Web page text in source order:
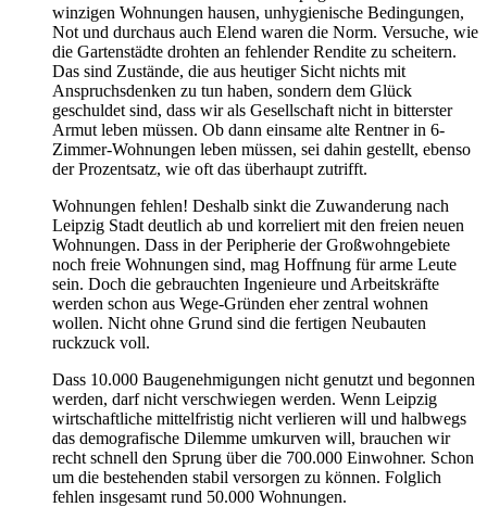
winzigen Wohnungen hausen, unhygienische Bedingungen,
Not und durchaus auch Elend waren die Norm. Versuche, wie
die Gartenstädte drohten an fehlender Rendite zu scheitern.
Das sind Zustände, die aus heutiger Sicht nichts mit
Anspruchsdenken zu tun haben, sondern dem Glück
geschuldet sind, dass wir als Gesellschaft nicht in bitterster
Armut leben müssen. Ob dann einsame alte Rentner in 6-
Zimmer-Wohnungen leben müssen, sei dahin gestellt, ebenso
der Prozentsatz, wie oft das überhaupt zutrifft.
Wohnungen fehlen! Deshalb sinkt die Zuwanderung nach
Leipzig Stadt deutlich ab und korreliert mit den freien neuen
Wohnungen. Dass in der Peripherie der Großwohngebiete
noch freie Wohnungen sind, mag Hoffnung für arme Leute
sein. Doch die gebrauchten Ingenieure und Arbeitskräfte
werden schon aus Wege-Gründen eher zentral wohnen
wollen. Nicht ohne Grund sind die fertigen Neubauten
ruckzuck voll.
Dass 10.000 Baugenehmigungen nicht genutzt und begonnen
werden, darf nicht verschwiegen werden. Wenn Leipzig
wirtschaftliche mittelfristig nicht verlieren will und halbwegs
das demografische Dilemme umkurven will, brauchen wir
recht schnell den Sprung über die 700.000 Einwohner. Schon
um die bestehenden stabil versorgen zu können. Folglich
fehlen insgesamt rund 50.000 Wohnungen.